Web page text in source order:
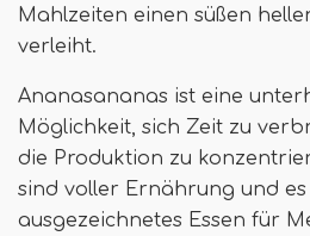
Mahlzeiten einen süßen
verleiht.
Ananasananas ist eine
Möglichkeit, sich Zeit zu
die Produktion zu
sind voller Ernährung und es
ausgezeichnetes Essen für